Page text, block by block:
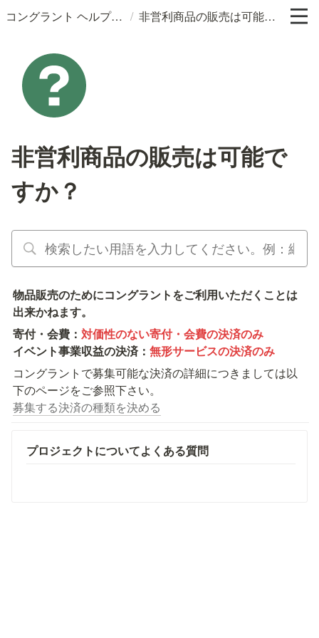
コングラント ヘルプサイト / 非営利商品の販売は可能ですか？
非営利商品の販売は可能で
すか？
物品販売のためにコングラントをご利用いただくことは
出来かねます。
寄付・会費：
イベント事業収益の決済 ：
コングラントで募集可能な決済の詳細につきましては以
募集する決済の種類を決める
プロジェクトについてよくある質問